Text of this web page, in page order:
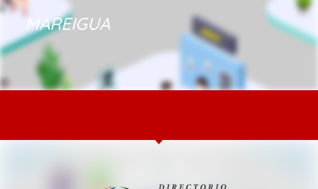
MAREIGUA